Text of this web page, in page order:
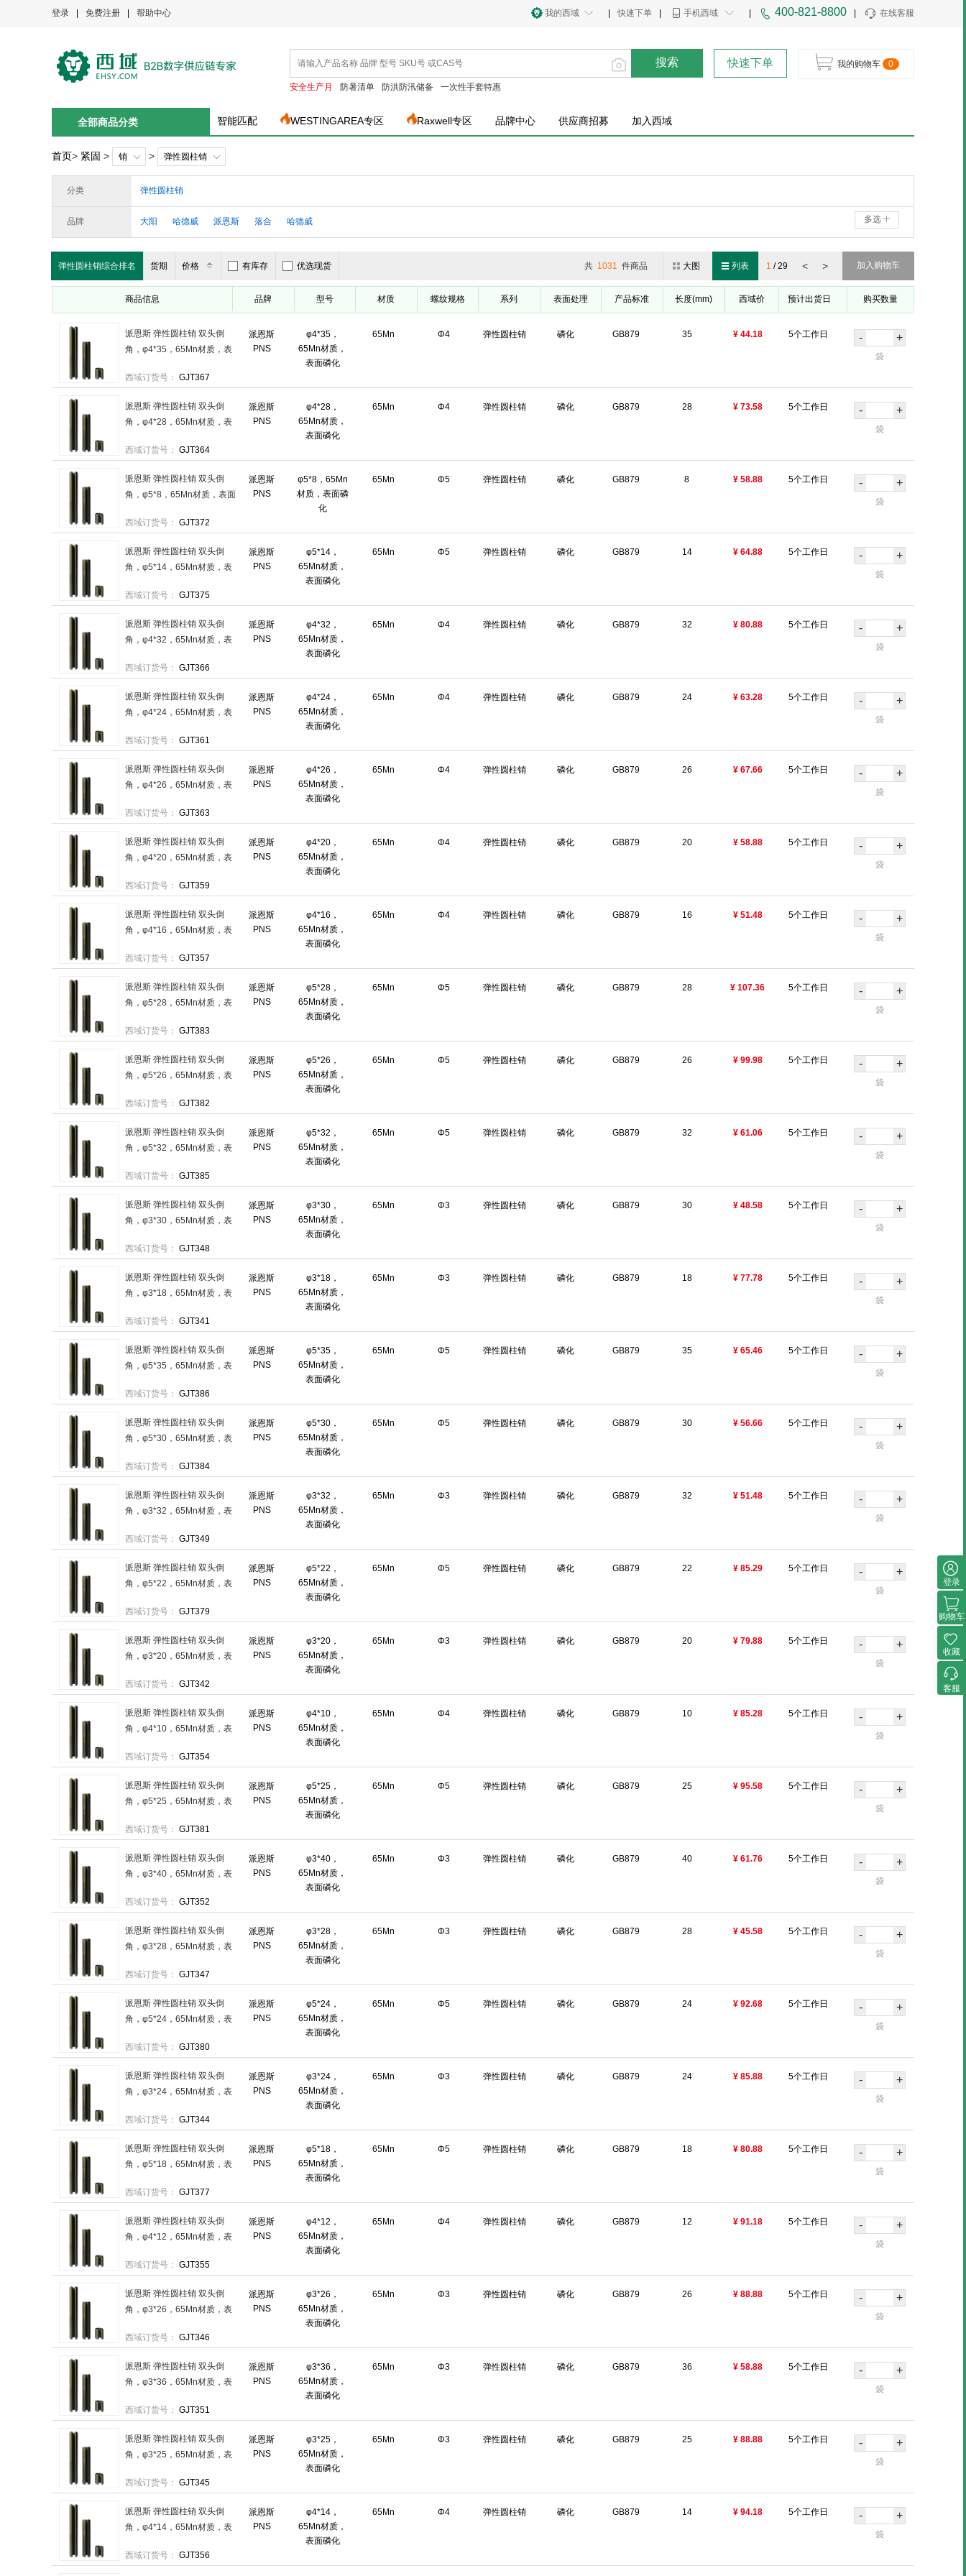
登录 免费注册 帮助中心 在线客服
400-821-8800
手机西域
快速下单
我的西域
搜索
安全生产月 防暑清单 防洪防汛储备 一次性手套特惠
快速下单 我的购物车 0
全部商品分类 智能匹配 WESTINGAREA专区 Raxwell专区 品牌中心 供应商招募 加入西域
首页> 紧固 > 销 > 弹性圆柱销
分类 弹性圆柱销
品牌 大阳 哈德威 派恩斯 落合 哈德威 多选
弹性圆柱销综合排名 货期 价格 有库存 优选现货 加入购物车
< >
1 / 29
大图 列表
共 1031 件商品
商品信息 品牌 型号 材质 螺纹规格 系列 表面处理 产品标准 长度(mm) 西域价 预计出货日 购买数量
派恩斯
PNS
φ4*35，
65Mn材质，
表面磷化
65Mn Φ4 弹性圆柱销 磷化 GB879 35 ¥ 44.18 5个工作日
派恩斯 弹性圆柱销 双头倒
角，φ4*35，65Mn材质，表
西域订货号： GJT367
- +
袋
派恩斯
PNS
φ4*28，
65Mn材质，
表面磷化
65Mn Φ4 弹性圆柱销 磷化 GB879 28 ¥ 73.58 5个工作日
派恩斯 弹性圆柱销 双头倒
角，φ4*28，65Mn材质，表
西域订货号： GJT364
- +
袋
派恩斯
PNS
φ5*8，65Mn
材质，表面磷
化
65Mn Φ5 弹性圆柱销 磷化 GB879 8 ¥ 58.88 5个工作日
派恩斯 弹性圆柱销 双头倒
角，φ5*8，65Mn材质，表面
西域订货号： GJT372
- +
袋
派恩斯
PNS
φ5*14，
65Mn材质，
表面磷化
65Mn Φ5 弹性圆柱销 磷化 GB879 14 ¥ 64.88 5个工作日
派恩斯 弹性圆柱销 双头倒
角，φ5*14，65Mn材质，表
西域订货号： GJT375
- +
袋
派恩斯
PNS
φ4*32，
65Mn材质，
表面磷化
65Mn Φ4 弹性圆柱销 磷化 GB879 32 ¥ 80.88 5个工作日
派恩斯 弹性圆柱销 双头倒
角，φ4*32，65Mn材质，表
西域订货号： GJT366
- +
袋
派恩斯
PNS
φ4*24，
65Mn材质，
表面磷化
65Mn Φ4 弹性圆柱销 磷化 GB879 24 ¥ 63.28 5个工作日
派恩斯 弹性圆柱销 双头倒
角，φ4*24，65Mn材质，表
西域订货号： GJT361
- +
袋
派恩斯
PNS
φ4*26，
65Mn材质，
表面磷化
65Mn Φ4 弹性圆柱销 磷化 GB879 26 ¥ 67.66 5个工作日
派恩斯 弹性圆柱销 双头倒
角，φ4*26，65Mn材质，表
西域订货号： GJT363
- +
袋
派恩斯
PNS
φ4*20，
65Mn材质，
表面磷化
65Mn Φ4 弹性圆柱销 磷化 GB879 20 ¥ 58.88 5个工作日
派恩斯 弹性圆柱销 双头倒
角，φ4*20，65Mn材质，表
西域订货号： GJT359
- +
袋
派恩斯
PNS
φ4*16，
65Mn材质，
表面磷化
65Mn Φ4 弹性圆柱销 磷化 GB879 16 ¥ 51.48 5个工作日
派恩斯 弹性圆柱销 双头倒
角，φ4*16，65Mn材质，表
西域订货号： GJT357
- +
袋
派恩斯
PNS
φ5*28，
65Mn材质，
表面磷化
65Mn Φ5 弹性圆柱销 磷化 GB879 28 ¥ 107.36 5个工作日
派恩斯 弹性圆柱销 双头倒
角，φ5*28，65Mn材质，表
西域订货号： GJT383
- +
袋
派恩斯
PNS
φ5*26，
65Mn材质，
表面磷化
65Mn Φ5 弹性圆柱销 磷化 GB879 26 ¥ 99.98 5个工作日
派恩斯 弹性圆柱销 双头倒
角，φ5*26，65Mn材质，表
西域订货号： GJT382
- +
袋
派恩斯
PNS
φ5*32，
65Mn材质，
表面磷化
65Mn Φ5 弹性圆柱销 磷化 GB879 32 ¥ 61.06 5个工作日
派恩斯 弹性圆柱销 双头倒
角，φ5*32，65Mn材质，表
西域订货号： GJT385
- +
袋
派恩斯
PNS
φ3*30，
65Mn材质，
表面磷化
65Mn Φ3 弹性圆柱销 磷化 GB879 30 ¥ 48.58 5个工作日
派恩斯 弹性圆柱销 双头倒
角，φ3*30，65Mn材质，表
西域订货号： GJT348
- +
袋
派恩斯
PNS
φ3*18，
65Mn材质，
表面磷化
65Mn Φ3 弹性圆柱销 磷化 GB879 18 ¥ 77.78 5个工作日
派恩斯 弹性圆柱销 双头倒
角，φ3*18，65Mn材质，表
西域订货号： GJT341
- +
袋
派恩斯
PNS
φ5*35，
65Mn材质，
表面磷化
65Mn Φ5 弹性圆柱销 磷化 GB879 35 ¥ 65.46 5个工作日
派恩斯 弹性圆柱销 双头倒
角，φ5*35，65Mn材质，表
西域订货号： GJT386
- +
袋
派恩斯
PNS
φ5*30，
65Mn材质，
表面磷化
65Mn Φ5 弹性圆柱销 磷化 GB879 30 ¥ 56.66 5个工作日
派恩斯 弹性圆柱销 双头倒
角，φ5*30，65Mn材质，表
西域订货号： GJT384
- +
袋
派恩斯
PNS
φ3*32，
65Mn材质，
表面磷化
65Mn Φ3 弹性圆柱销 磷化 GB879 32 ¥ 51.48 5个工作日
派恩斯 弹性圆柱销 双头倒
角，φ3*32，65Mn材质，表
西域订货号： GJT349
- +
袋
派恩斯
PNS
φ5*22，
65Mn材质，
表面磷化
65Mn Φ5 弹性圆柱销 磷化 GB879 22 ¥ 85.29 5个工作日
派恩斯 弹性圆柱销 双头倒
角，φ5*22，65Mn材质，表
西域订货号： GJT379
- +
袋
派恩斯
PNS
φ3*20，
65Mn材质，
表面磷化
65Mn Φ3 弹性圆柱销 磷化 GB879 20 ¥ 79.88 5个工作日
派恩斯 弹性圆柱销 双头倒
角，φ3*20，65Mn材质，表
西域订货号： GJT342
- +
袋
派恩斯
PNS
φ4*10，
65Mn材质，
表面磷化
65Mn Φ4 弹性圆柱销 磷化 GB879 10 ¥ 85.28 5个工作日
派恩斯 弹性圆柱销 双头倒
角，φ4*10，65Mn材质，表
西域订货号： GJT354
- +
袋
派恩斯
PNS
φ5*25，
65Mn材质，
表面磷化
65Mn Φ5 弹性圆柱销 磷化 GB879 25 ¥ 95.58 5个工作日
派恩斯 弹性圆柱销 双头倒
角，φ5*25，65Mn材质，表
西域订货号： GJT381
- +
袋
派恩斯
PNS
φ3*40，
65Mn材质，
表面磷化
65Mn Φ3 弹性圆柱销 磷化 GB879 40 ¥ 61.76 5个工作日
派恩斯 弹性圆柱销 双头倒
角，φ3*40，65Mn材质，表
西域订货号： GJT352
- +
袋
派恩斯
PNS
φ3*28，
65Mn材质，
表面磷化
65Mn Φ3 弹性圆柱销 磷化 GB879 28 ¥ 45.58 5个工作日
派恩斯 弹性圆柱销 双头倒
角，φ3*28，65Mn材质，表
西域订货号： GJT347
- +
袋
派恩斯
PNS
φ5*24，
65Mn材质，
表面磷化
65Mn Φ5 弹性圆柱销 磷化 GB879 24 ¥ 92.68 5个工作日
派恩斯 弹性圆柱销 双头倒
角，φ5*24，65Mn材质，表
西域订货号： GJT380
- +
袋
派恩斯
PNS
φ3*24，
65Mn材质，
表面磷化
65Mn Φ3 弹性圆柱销 磷化 GB879 24 ¥ 85.88 5个工作日
派恩斯 弹性圆柱销 双头倒
角，φ3*24，65Mn材质，表
西域订货号： GJT344
- +
袋
派恩斯
PNS
φ5*18，
65Mn材质，
表面磷化
65Mn Φ5 弹性圆柱销 磷化 GB879 18 ¥ 80.88 5个工作日
派恩斯 弹性圆柱销 双头倒
角，φ5*18，65Mn材质，表
西域订货号： GJT377
- +
袋
派恩斯
PNS
φ4*12，
65Mn材质，
表面磷化
65Mn Φ4 弹性圆柱销 磷化 GB879 12 ¥ 91.18 5个工作日
派恩斯 弹性圆柱销 双头倒
角，φ4*12，65Mn材质，表
西域订货号： GJT355
- +
袋
派恩斯
PNS
φ3*26，
65Mn材质，
表面磷化
65Mn Φ3 弹性圆柱销 磷化 GB879 26 ¥ 88.88 5个工作日
派恩斯 弹性圆柱销 双头倒
角，φ3*26，65Mn材质，表
西域订货号： GJT346
- +
袋
派恩斯
PNS
φ3*36，
65Mn材质，
表面磷化
65Mn Φ3 弹性圆柱销 磷化 GB879 36 ¥ 58.88 5个工作日
派恩斯 弹性圆柱销 双头倒
角，φ3*36，65Mn材质，表
西域订货号： GJT351
- +
袋
派恩斯
PNS
φ3*25，
65Mn材质，
表面磷化
65Mn Φ3 弹性圆柱销 磷化 GB879 25 ¥ 88.88 5个工作日
派恩斯 弹性圆柱销 双头倒
角，φ3*25，65Mn材质，表
西域订货号： GJT345
- +
袋
派恩斯
PNS
φ4*14，
65Mn材质，
表面磷化
65Mn Φ4 弹性圆柱销 磷化 GB879 14 ¥ 94.18 5个工作日
派恩斯 弹性圆柱销 双头倒
角，φ4*14，65Mn材质，表
西域订货号： GJT356
- +
袋
登录
购物车
收藏
客服